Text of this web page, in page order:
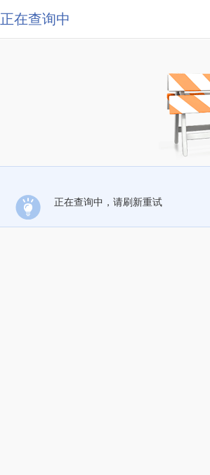
正在查询中
正在查询中，请刷新重试